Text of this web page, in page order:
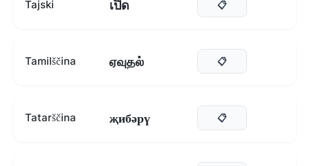
Tajski เปิด 📋
Tamilščina ஏவுதல் 📋
Tatarščina җибәрү 📋